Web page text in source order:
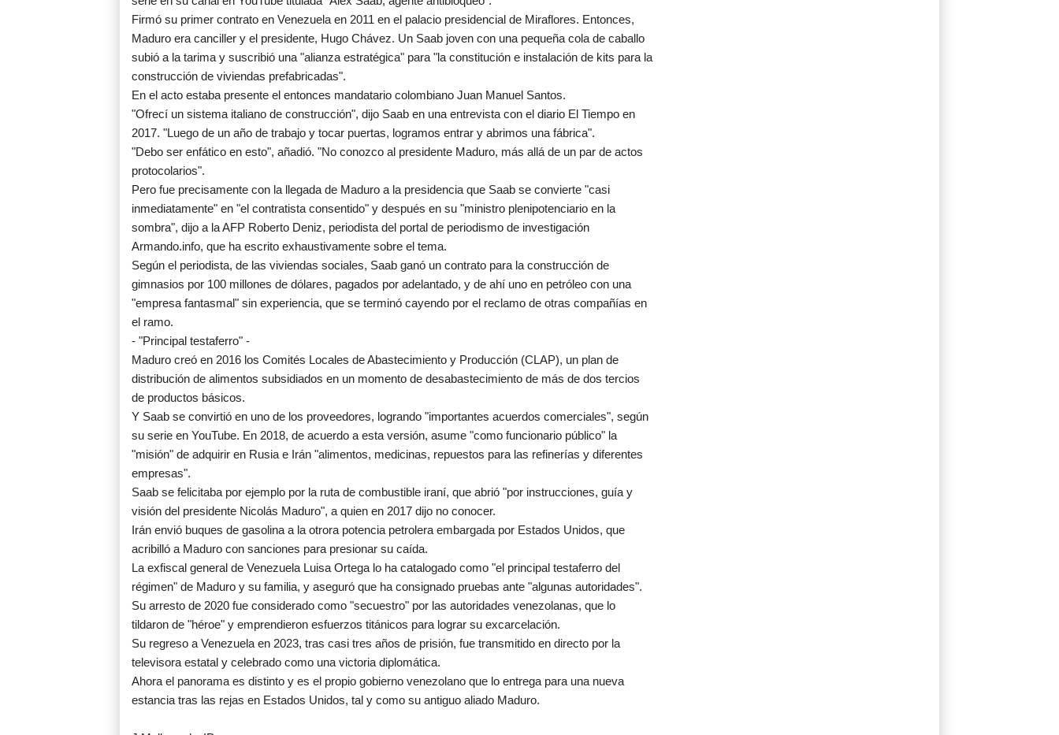
Firmó su primer contrato en Venezuela en 2011 en el palacio presidencial de Miraflores. Entonces,
Maduro era canciller y el presidente, Hugo Chávez. Un Saab joven con una pequeña cola de caballo
subió a la tarima y suscribió una "alianza estratégica" para "la constitución e instalación de kits para la
construcción de viviendas prefabricadas".
En el acto estaba presente el entonces mandatario colombiano Juan Manuel Santos.
"Ofrecí un sistema italiano de construcción", dijo Saab en una entrevista con el diario El Tiempo en
2017. "Luego de un año de trabajo y tocar puertas, logramos entrar y abrimos una fábrica".
"Debo ser enfático en esto", añadió. "No conozco al presidente Maduro, más allá de un par de actos
protocolarios".
Pero fue precisamente con la llegada de Maduro a la presidencia que Saab se convierte "casi
inmediatamente" en "el contratista consentido" y después en su "ministro plenipotenciario en la
sombra", dijo a la AFP Roberto Deniz, periodista del portal de periodismo de investigación
Armando.info, que ha escrito exhaustivamente sobre el tema.
Según el periodista, de las viviendas sociales, Saab ganó un contrato para la construcción de
gimnasios por 100 millones de dólares, pagados por adelantado, y de ahí uno en petróleo con una
"empresa fantasmal" sin experiencia, que se terminó cayendo por el reclamo de otras compañías en
el ramo.
- "Principal testaferro" -
Maduro creó en 2016 los Comités Locales de Abastecimiento y Producción (CLAP), un plan de
distribución de alimentos subsidiados en un momento de desabastecimiento de más de dos tercios
de productos básicos.
Y Saab se convirtió en uno de los proveedores, logrando "importantes acuerdos comerciales", según
su serie en YouTube. En 2018, de acuerdo a esta versión, asume "como funcionario público" la
"misión" de adquirir en Rusia e Irán "alimentos, medicinas, repuestos para las refinerías y diferentes
empresas".
Saab se felicitaba por ejemplo por la ruta de combustible iraní, que abrió "por instrucciones, guía y
visión del presidente Nicolás Maduro", a quien en 2017 dijo no conocer.
Irán envió buques de gasolina a la otrora potencia petrolera embargada por Estados Unidos, que
acribilló a Maduro con sanciones para presionar su caída.
La exfiscal general de Venezuela Luisa Ortega lo ha catalogado como "el principal testaferro del
régimen" de Maduro y su familia, y aseguró que ha consignado pruebas ante "algunas autoridades".
Su arresto de 2020 fue considerado como "secuestro" por las autoridades venezolanas, que lo
tildaron de "héroe" y emprendieron esfuerzos titánicos para lograr su excarcelación.
Su regreso a Venezuela en 2023, tras casi tres años de prisión, fue transmitido en directo por la
televisora estatal y celebrado como una victoria diplomática.
Ahora el panorama es distinto y es el propio gobierno venezolano que lo entrega para una nueva
estancia tras las rejas en Estados Unidos, tal y como su antiguo aliado Maduro.